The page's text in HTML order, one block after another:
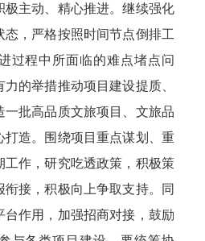
极主动、精心推进。继续强化
，严格按照时间节点倒排工
过程中所面临的难点堵点问
的举措推动项目建设提质、
批高品质文旅项目、文旅品
打造。围绕项目重点谋划、重
工作，研究吃透政策，积极策
接，积极向上争取支持。同
台作用，加强招商对接，鼓励